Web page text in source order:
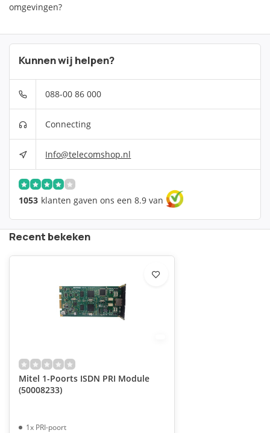
omgevingen?
Kunnen wij helpen?
088-00 86 000
Connecting
Info@telecomshop.nl
1053 klanten gaven ons een 8.9 van
Recent bekeken
Mitel 1-Poorts ISDN PRI Module
(50008233)
1x PRI-poort